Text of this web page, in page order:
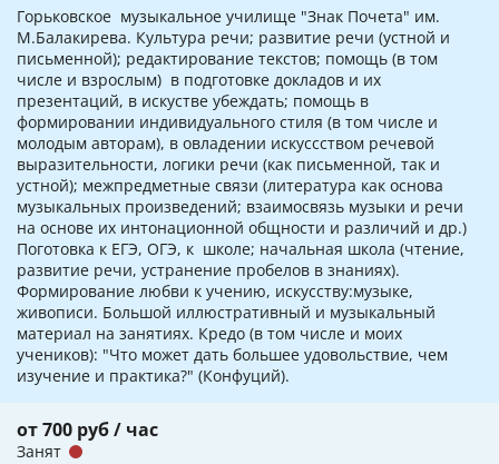
Горьковское музыкальное училище "Знак Почета" им.
М.Балакирева. Культура речи; развитие речи (устной и
письменной); редактирование текстов; помощь (в том
числе и взрослым) в подготовке докладов и их
презентаций, в искустве убеждать; помощь в
формировании индивидуального стиля (в том числе и
молодым авторам), в овладении искуссством речевой
выразительности, логики речи (как письменной, так и
устной); межпредметные связи (литература как основа
музыкальных произведений; взаимосвязь музыки и речи
на основе их интонационной общности и различий и др.)
Поготовка к ЕГЭ, ОГЭ, к школе; начальная школа (чтение,
развитие речи, устранение пробелов в знаниях).
Формирование любви к учению, искусству:музыке,
живописи. Большой иллюстративный и музыкальный
материал на занятиях. Кредо (в том числе и моих
учеников): "Что может дать большее удовольствие, чем
изучение и практика?" (Конфуций).
от 700 руб / час
Занят